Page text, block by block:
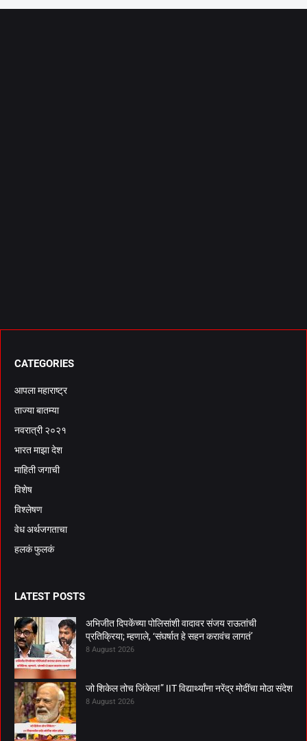
CATEGORIES
आपला महाराष्ट्र
ताज्या बातम्या
नवरात्री २०२१
भारत माझा देश
माहिती जगाची
विशेष
विश्लेषण
वेध अर्थजगताचा
हलकं फुलकं
LATEST POSTS
अभिजीत दिपकेंच्या पोलिसांशी वादावर संजय राऊतांची
प्रतिक्रिया; म्हणाले, ‘संघर्षात हे सहन करावंच लागतं’
8 August 2026
जो शिकेल तोच जिंकेल!” IIT विद्यार्थ्यांना नरेंद्र मोदींचा मोठा संदेश
8 August 2026